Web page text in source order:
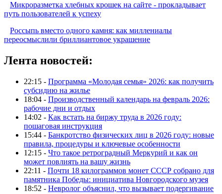
Микроразметка хлебных крошек на сайте - прокладывает
путь пользователей к успеху
Россыпь вместо одного камня: как миллениалы
переосмыслили бриллиантовое украшение
Лента новостей:
22:15 - Программа «Молодая семья» 2026: как получить
субсидию на жилье
18:04 - Производственный календарь на февраль 2026:
рабочие дни и отдых
14:02 - Как встать на биржу труда в 2026 году:
пошаговая инструкция
15:44 - Банкротство физических лиц в 2026 году: новые
правила, процедуры и ключевые особенности
12:15 - Что такое ретроградный Меркурий и как он
может повлиять на вашу жизнь
22:11 - Почти 18 килограммов монет СССР собрано для
памятника Победы: инициатива Новгородского музея
18:52 - Невролог объяснил, что вызывает подергивание